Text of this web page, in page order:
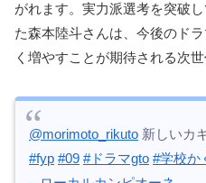
がれます。実力派選考を突破
た森本陸斗さんは、今後のド
く増やすことが期待される次
@morimoto_rikuto 新しいカ
#fyp #09 #ドラマgto #学校か